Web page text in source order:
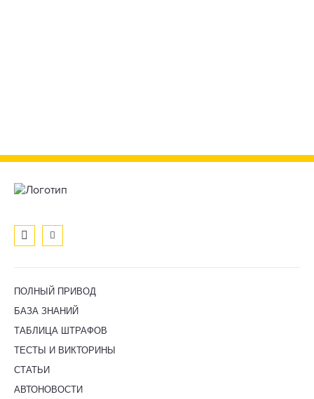
ПОЛНЫЙ ПРИВОД
БАЗА ЗНАНИЙ
ТАБЛИЦА ШТРАФОВ
ТЕСТЫ И ВИКТОРИНЫ
СТАТЬИ
АВТОНОВОСТИ